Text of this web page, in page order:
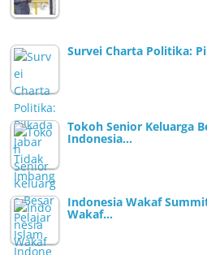
Survei Charta Politika:
Tokoh Senior Keluarga
Indonesia…
Indonesia Wakaf
Wakaf…